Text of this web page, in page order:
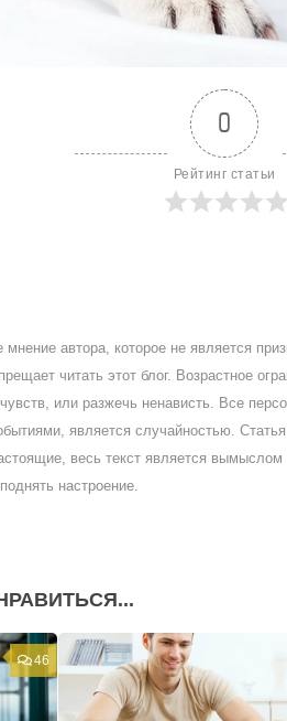
0
Рейтинг статьи
мнение автора, которое не является
читать этот блог. Возрастное
чувств, или разжечь ненависть. Все
является случайностью.
весь текст является
настроение.
46